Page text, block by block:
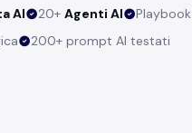
AI 20+Agenti AI
Playbook
200+ prompt AI testati